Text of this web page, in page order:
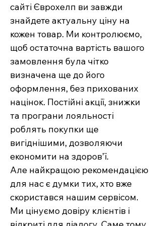
сайті Єврохелп ви завжди
знайдете актуальну ціну на
кожен товар. Ми контролюємо,
щоб остаточна вартість вашого
замовлення була чітко
визначена ще до його
оформлення, без прихованих
націнок. Постійні акції, знижки
та програни лояльності
роблять покупки ще
вигіднішими, дозволяючи
економити на здоров’ї.
Але найкращою рекомендацією
для нас є думки тих, хто вже
скористався нашим сервісом.
Ми цінуємо довіру клієнтів і